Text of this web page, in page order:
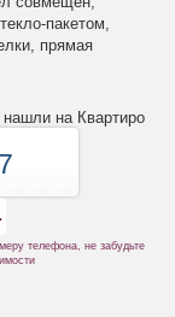
пакетом,
прямая
на Квартиро
телефона, не забудьте